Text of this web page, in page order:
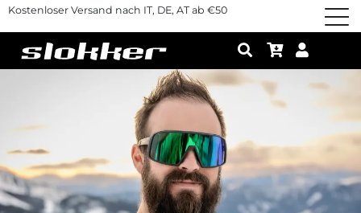
Kostenloser Versand nach IT, DE, AT ab €50